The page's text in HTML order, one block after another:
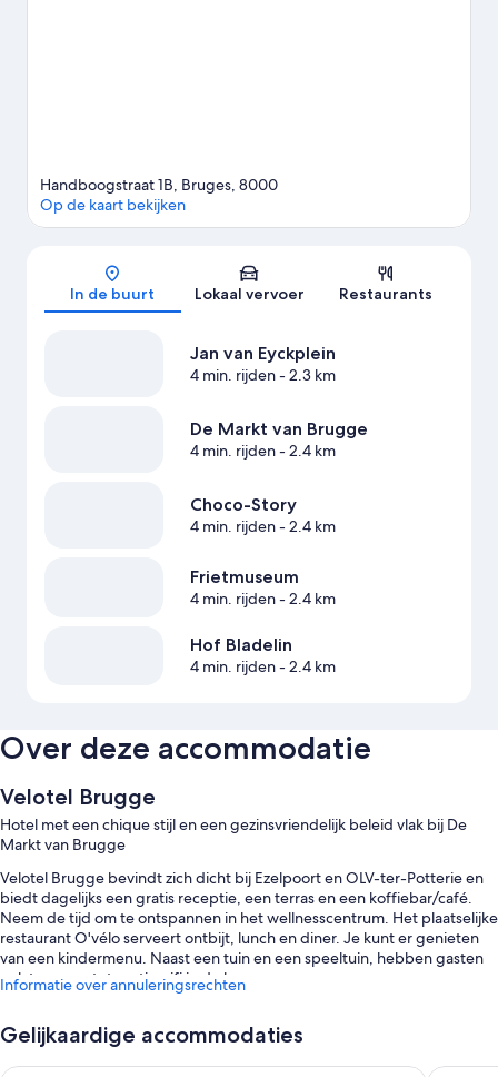
Kaart
Handboogstraat 1B, Bruges, 8000
Op de kaart bekijken
In de buurt Lokaal vervoer Restaurants
Jan van Eyckplein
4 min. rijden- 2.3 km
De Markt van Brugge
4 min. rijden- 2.4 km
Choco-Story
4 min. rijden- 2.4 km
Frietmuseum
4 min. rijden- 2.4 km
Hof Bladelin
4 min. rijden- 2.4 km
Over deze accommodatie
Velotel Brugge
Hotel met een chique stijl en een gezinsvriendelijk beleid vlak bij De
Markt van Brugge
Velotel Brugge bevindt zich dicht bij Ezelpoort en OLV-ter-Potterie en
biedt dagelijks een gratis receptie, een terras en een koffiebar/café.
Neem de tijd om te ontspannen in het wellnesscentrum. Het plaatselijke
restaurant O'vélo serveert ontbijt, lunch en diner. Je kunt er genieten
van een kindermenu. Naast een tuin en een speeltuin, hebben gasten
ook toegang tot gratis wifi in de kamer.
Gratis parkeerplaatsen
Informatie over annuleringsrechten
Gelijkaardige accommodaties